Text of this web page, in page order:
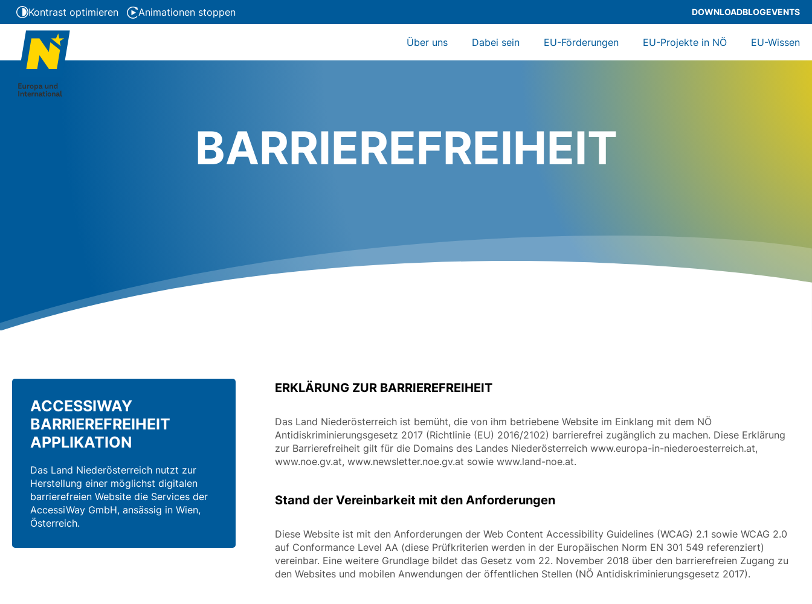
Kontrast optimieren Animationen stoppen DOWNLOADBLOGEVENTS
Über uns Dabei sein EU-Förderungen EU-Projekte in NÖ EU-Wissen
BARRIEREFREIHEIT
ACCESSIWAY
BARRIEREFREIHEIT
APPLIKATION
Das Land Niederösterreich nutzt zur
Herstellung einer möglichst digitalen
barrierefreien Website die Services der
AccessiWay GmbH, ansässig in Wien,
Österreich.
ERKLÄRUNG ZUR BARRIEREFREIHEIT
Das Land Niederösterreich ist bemüht, die von ihm betriebene Website im Einklang mit dem NÖ
Antidiskriminierungsgesetz 2017 (Richtlinie (EU) 2016/2102) barrierefrei zugänglich zu machen. Diese Erklärung
zur Barrierefreiheit gilt für die Domains des Landes Niederösterreich www.europa-in-niederoesterreich.at,
www.noe.gv.at, www.newsletter.noe.gv.at sowie www.land-noe.at.
Stand der Vereinbarkeit mit den Anforderungen
Diese Website ist mit den Anforderungen der Web Content Accessibility Guidelines (WCAG) 2.1 sowie WCAG 2.0
auf Conformance Level AA (diese Prüfkriterien werden in der Europäischen Norm EN 301 549 referenziert)
vereinbar. Eine weitere Grundlage bildet das Gesetz vom 22. November 2018 über den barrierefreien Zugang zu
den Websites und mobilen Anwendungen der öffentlichen Stellen (NÖ Antidiskriminierungsgesetz 2017).